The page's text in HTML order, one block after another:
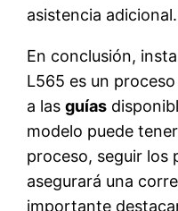
asistencia adicional.
En conclusión,
L565 es un
a lasguías
modelo puede
proceso, seguir los
asegurará una
importante